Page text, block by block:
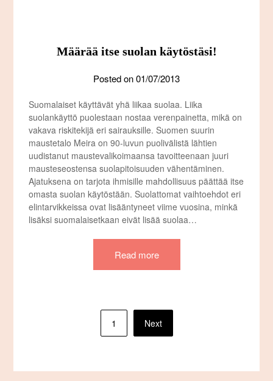
Määrää itse suolan käytöstäsi!
Posted on01/07/2013
Suomalaiset käyttävät yhä liikaa suolaa. Liika
suolankäyttö puolestaan nostaa verenpainetta, mikä on
vakava riskitekijä eri sairauksille. Suomen suurin
maustetalo Meira on 90-luvun puolivälistä lähtien
uudistanut maustevalikoimaansa tavoitteenaan juuri
mausteseostensa suolapitoisuuden vähentäminen.
Ajatuksena on tarjota ihmisille mahdollisuus päättää itse
omasta suolan käytöstään. Suolattomat vaihtoehdot eri
elintarvikkeissa ovat lisääntyneet viime vuosina, minkä
lisäksi suomalaisetkaan eivät lisää suolaa…
Read more
1 Next